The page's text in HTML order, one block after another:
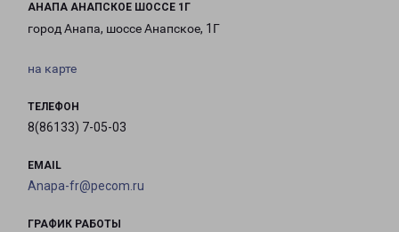
АНАПА АНАПСКОЕ ШОССЕ 1Г
город Анапа, шоссе Анапское, 1Г
на карте
ТЕЛЕФОН
8(86133) 7-05-03
EMAIL
Anapa-fr@pecom.ru
ГРАФИК РАБОТЫ